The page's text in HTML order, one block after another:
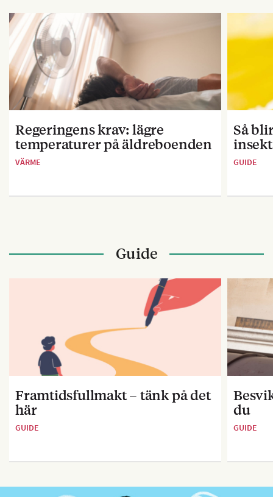
Regeringens krav: lägre
temperaturer på äldreboenden
VÄRME
Så
GUIDE
Guide
Framtidsfullmakt – tänk på det
här
GUIDE
du
GUIDE